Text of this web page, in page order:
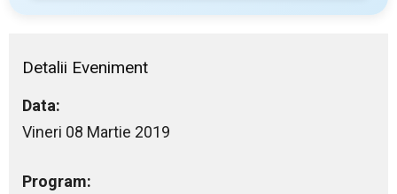
Detalii Eveniment
Data:
Vineri 08 Martie 2019
Program: